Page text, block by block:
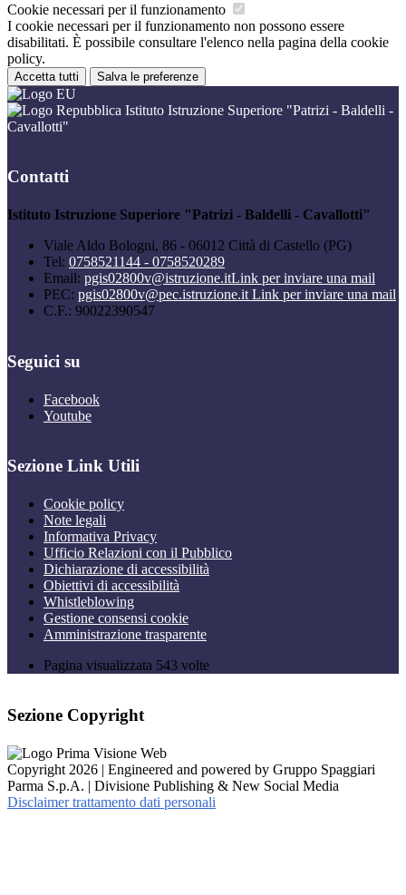
Cookie necessari per il funzionamento
I cookie necessari per il funzionamento non possono essere
disabilitati. È possibile consultare l'elenco nella pagina della cookie
policy.
Accetta tutti Salva le preferenze
Istituto Istruzione Superiore "Patrizi - Baldelli -
Cavallotti"
Contatti
Istituto Istruzione Superiore "Patrizi - Baldelli - Cavallotti"
Viale Aldo Bologni, 86 - 06012 Città di Castello (PG)
Tel: 0758521144 - 0758520289
Email: pgis02800v@istruzione.itLink per inviare una mail
PEC: pgis02800v@pec.istruzione.itLink per inviare una mail
C.F.: 90022390547
Seguici su
Facebook
Youtube
Sezione Link Utili
Cookie policy
Note legali
Informativa Privacy
Ufficio Relazioni con il Pubblico
Dichiarazione di accessibilità
Obiettivi di accessibilità
Whistleblowing
Gestione consensi cookie
Amministrazione trasparente
Pagina visualizzata 543 volte
Sezione Copyright
Copyright 2026 | Engineered and powered by Gruppo Spaggiari
Parma S.p.A. | Divisione Publishing & New Social Media
Disclaimer trattamento dati personali